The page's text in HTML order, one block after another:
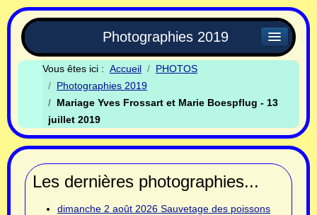
Photographies 2019
Vous êtes ici : Accueil
PHOTOS
Photographies 2019
Mariage Yves Frossart et Marie Boespflug - 13
juillet 2019
Les dernières photographies...
dimanche 2 août 2026 Sauvetage des poissons